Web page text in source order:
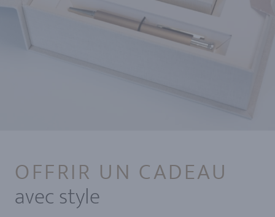
OFFRIR UN CADEAU
avec style